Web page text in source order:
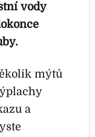
vody
mýtů
a